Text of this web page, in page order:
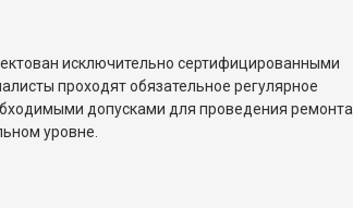
исключительно сертифицированными
проходят обязательное регулярное
допусками для проведения ремонта
уровне.